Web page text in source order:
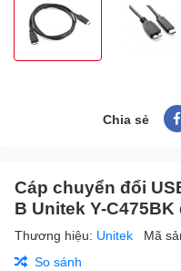
Chia sẻ
Cáp chuyển đổi
B Unitek Y-C475BK
Thương hiệu: Unitek Mã
So sánh